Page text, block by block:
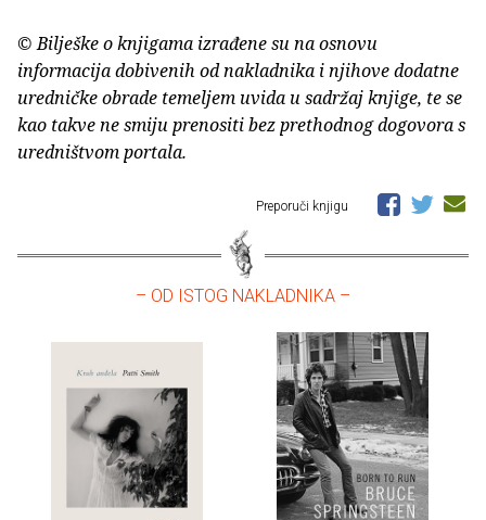
© Bilješke o knjigama izrađene su na osnovu
informacija dobivenih od nakladnika i njihove dodatne
uredničke obrade temeljem uvida u sadržaj knjige, te se
kao takve ne smiju prenositi bez prethodnog dogovora s
uredništvom portala.
Preporuči knjigu
– OD ISTOG NAKLADNIKA –